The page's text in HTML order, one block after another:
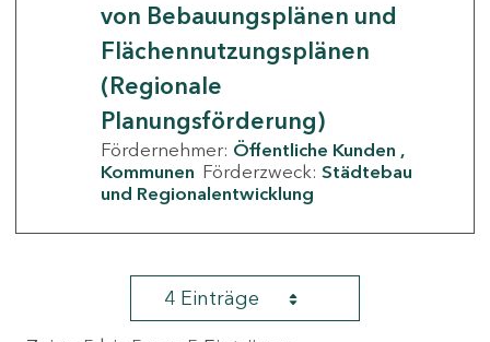
von Bebauungsplänen und
Flächennutzungsplänen
(Regionale
Planungsförderung)
Fördernehmer: Öffentliche Kunden
Kommunen Förderzweck: Städtebau
und Regionalentwicklung
4 Einträge